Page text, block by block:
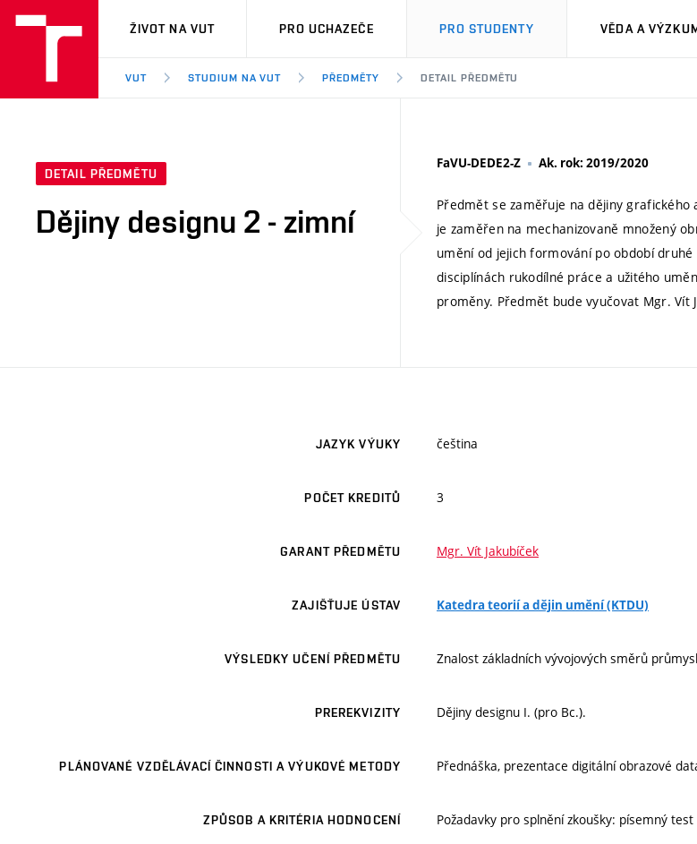
VUT
ŽIVOT NA VUT PRO UCHAZEČE PRO STUDENTY VĚDA A
VUT STUDIUM NA VUT PŘEDMĚTY DETAIL PŘEDMĚTU
DETAIL PŘEDMĚTU
Dějiny designu 2 - zimní
FaVU-DEDE2-Z Ak. rok: 2019/2020
Předmět se zaměřuje na dějiny
je zaměřen na mechanizovaně množený
umění od jejich formování po období
disciplínách rukodílné práce a užitého
proměny. Předmět bude vyučovat Mgr. Vít
JAZYK VÝUKY čeština
POČET KREDITŮ 3
GARANT PŘEDMĚTU Mgr. Vít Jakubíček
ZAJIŠŤUJE ÚSTAV Katedra teorií a dějin umění (KTDU)
VÝSLEDKY UČENÍ PŘEDMĚTU Znalost základních vývojových směrů
PREREKVIZITY Dějiny designu I. (pro Bc.).
PLÁNOVANÉ VZDĚLÁVACÍ ČINNOSTI A VÝUKOVÉ METODY Přednáška, prezentace digitální obrazové
ZPŮSOB A KRITÉRIA HODNOCENÍ Požadavky pro splnění zkoušky: písemný